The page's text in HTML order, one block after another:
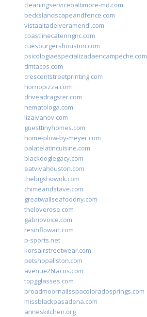
cleaningservicebaltimore-md.com
beckslandscapeandfence.com
vistaaltadelveramendi.com
coastlinecateringnc.com
cuesburgershouston.com
psicologiaespecializadaencampeche.com
dmtacos.com
crescentstreetprinting.com
hornopizza.com
driveadragster.com
hematologa.com
lizaivanov.com
guesttinyhomes.com
home-plow-by-meyer.com
palatelatincuisine.com
blackdoglegacy.com
eatvivahouston.com
thebigshowok.com
chimeandstave.com
greatwallseafoodny.com
theloverose.com
gabriovoice.com
resinflowart.com
p-sports.net
korsairstreetwear.com
petshopallston.com
avenue26tacos.com
topgglasses.com
broadmoornailsspacoloradosprings.com
missblackpasadena.com
anneskitchen.org